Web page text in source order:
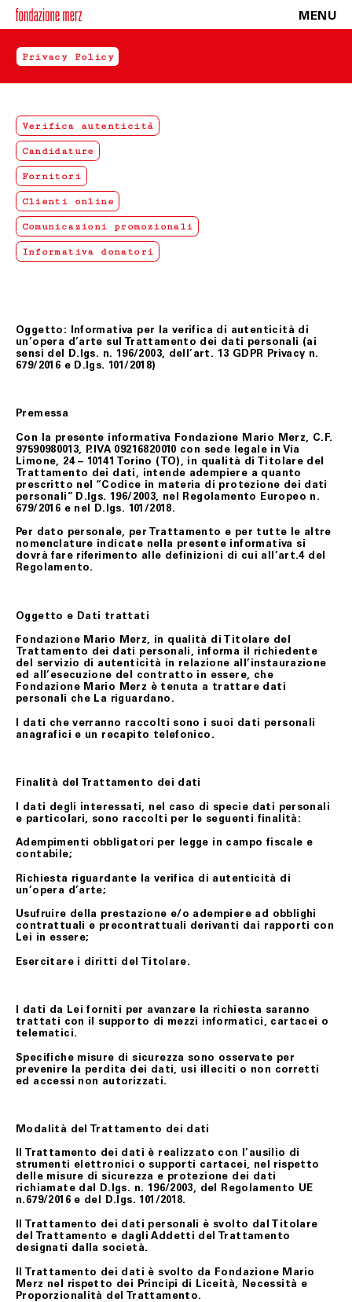
MENU
Privacy Policy
Verifica autenticità
Candidature
Fornitori
Clienti online
Comunicazioni promozionali
Informativa donatori
Oggetto: Informativa per la verifica di autenticità di
un’opera d’arte sul Trattamento dei dati personali (ai
sensi del D.lgs. n. 196/2003, dell’art. 13 GDPR Privacy n.
679/2016 e D.lgs. 101/2018)
Premessa
Con la presente informativa Fondazione Mario Merz, C.F.
97590980013, P.IVA 09216820010 con sede legale in Via
Limone, 24 – 10141 Torino (TO), in qualità di Titolare del
Trattamento dei dati, intende adempiere a quanto
prescritto nel “Codice in materia di protezione dei dati
personali” D.lgs. 196/2003, nel Regolamento Europeo n.
679/2016 e nel D.lgs. 101/2018.
Per dato personale, per Trattamento e per tutte le altre
nomenclature indicate nella presente informativa si
dovrà fare riferimento alle definizioni di cui all’art.4 del
Regolamento.
Oggetto e Dati trattati
Fondazione Mario Merz, in qualità di Titolare del
Trattamento dei dati personali, informa il richiedente
del servizio di autenticità in relazione all’instaurazione
ed all’esecuzione del contratto in essere, che
Fondazione Mario Merz è tenuta a trattare dati
personali che La riguardano.
I dati che verranno raccolti sono i suoi dati personali
anagrafici e un recapito telefonico.
Finalità del Trattamento dei dati
I dati degli interessati, nel caso di specie dati personali
e particolari, sono raccolti per le seguenti finalità:
Adempimenti obbligatori per legge in campo fiscale e
contabile;
Richiesta riguardante la verifica di autenticità di
un’opera d’arte;
Usufruire della prestazione e/o adempiere ad obblighi
contrattuali e precontrattuali derivanti dai rapporti con
Lei in essere;
Esercitare i diritti del Titolare.
I dati da Lei forniti per avanzare la richiesta saranno
trattati con il supporto di mezzi informatici, cartacei o
telematici.
Specifiche misure di sicurezza sono osservate per
prevenire la perdita dei dati, usi illeciti o non corretti
ed accessi non autorizzati.
Modalità del Trattamento dei dati
Il Trattamento dei dati è realizzato con l’ausilio di
strumenti elettronici o supporti cartacei, nel rispetto
delle misure di sicurezza e protezione dei dati
richiamate dal D.lgs. n. 196/2003, del Regolamento UE
n.679/2016 e del D.lgs. 101/2018.
Il Trattamento dei dati personali è svolto dal Titolare
del Trattamento e dagli Addetti del Trattamento
designati dalla società.
Il Trattamento dei dati è svolto da Fondazione Mario
Merz nel rispetto dei Principi di Liceità, Necessità e
Proporzionalità del Trattamento.